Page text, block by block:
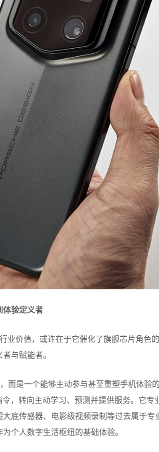
体验定义者
业价值，或许在于它催化了旗舰芯片角色
与赋能者。
而是一个能够主动参与甚至重塑手机体验
，转向主动学习、预测并提供服务。它专
底传感器、电影级视频录制等过去属于专
个人数字生活枢纽的基础体验。